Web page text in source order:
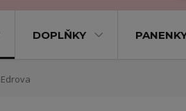
DOPLŇKY